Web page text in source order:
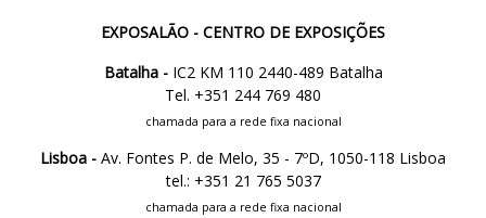
EXPOSALÃO - CENTRO DE EXPOSIÇÕES
Batalha -IC2 KM 110 2440-489 Batalha
Tel. +351 244 769 480
chamada para a rede fixa nacional
Lisboa - Av. Fontes P. de Melo, 35 - 7ºD, 1050-118 Lisboa
tel.: +351 21 765 5037
chamada para a rede fixa nacional